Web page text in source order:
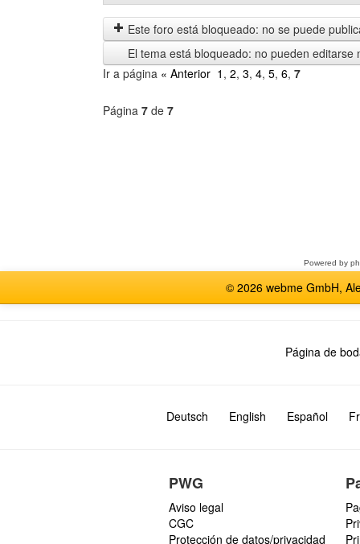
mensajes
anteriores
by
Este foro está bloqueado: no se puede
El tema está bloqueado: no pueden editarse
Ir a página « Anterior 1 , 2, 3, 4, 5, 6, 7
Página 7 de 7
Powered by
© 2026 webme GmbH,
Página de
Deutsch English Español
PWG
Aviso legal
CGC
Protección de datos/privacidad